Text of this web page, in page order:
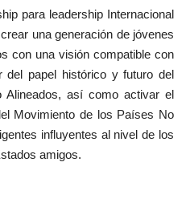
para leadership Internacional
una generación de jóvenes
con una visión compatible con
del papel histórico y futuro del
así como activar el
Movimiento de los Países No
influyentes al nivel de los
amigos.